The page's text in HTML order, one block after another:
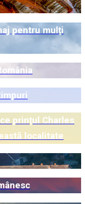
pentru mulți
prințul Charles
localitate